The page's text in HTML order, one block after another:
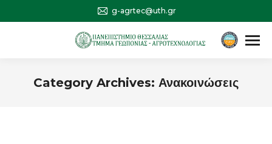
g-agrtec@uth.gr
Category Archives: Ανακοινώσεις